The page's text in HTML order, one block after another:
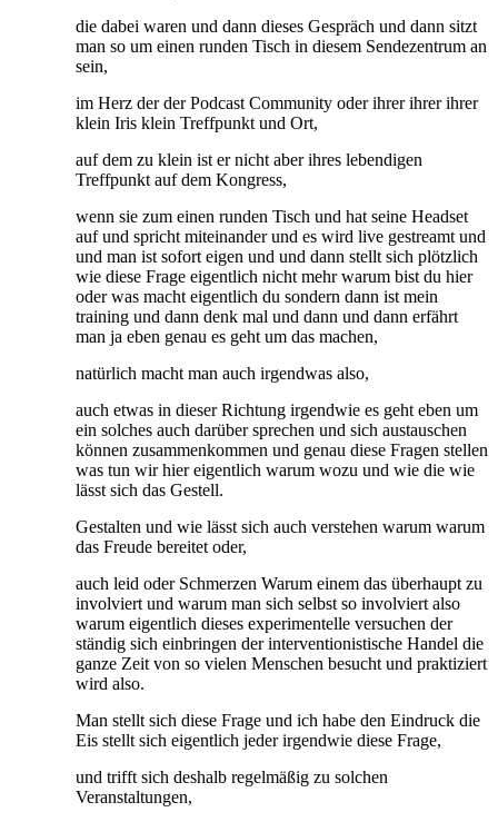
die dabei waren und dann dieses Gespräch und dann sitzt
man so um einen runden Tisch in diesem Sendezentrum an
sein,
im Herz der der Podcast Community oder ihrer ihrer ihrer
klein Iris klein Treffpunkt und Ort,
auf dem zu klein ist er nicht aber ihres lebendigen
Treffpunkt auf dem Kongress,
wenn sie zum einen runden Tisch und hat seine Headset
auf und spricht miteinander und es wird live gestreamt und
und man ist sofort eigen und und dann stellt sich plötzlich
wie diese Frage eigentlich nicht mehr warum bist du hier
oder was macht eigentlich du sondern dann ist mein
training und dann denk mal und dann und dann erfährt
man ja eben genau es geht um das machen,
natürlich macht man auch irgendwas also,
auch etwas in dieser Richtung irgendwie es geht eben um
ein solches auch darüber sprechen und sich austauschen
können zusammenkommen und genau diese Fragen stellen
was tun wir hier eigentlich warum wozu und wie die wie
lässt sich das Gestell.
Gestalten und wie lässt sich auch verstehen warum warum
das Freude bereitet oder,
auch leid oder Schmerzen Warum einem das überhaupt zu
involviert und warum man sich selbst so involviert also
warum eigentlich dieses experimentelle versuchen der
ständig sich einbringen der interventionistische Handel die
ganze Zeit von so vielen Menschen besucht und praktiziert
wird also.
Man stellt sich diese Frage und ich habe den Eindruck die
Eis stellt sich eigentlich jeder irgendwie diese Frage,
und trifft sich deshalb regelmäßig zu solchen
Veranstaltungen,